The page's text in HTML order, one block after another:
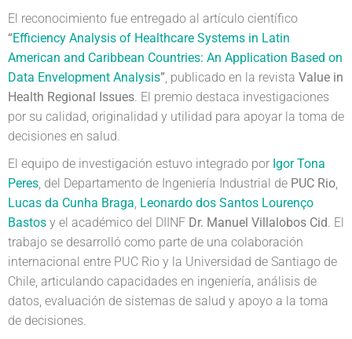
El reconocimiento fue entregado al artículo científico
“Efficiency Analysis of Healthcare Systems in Latin
American and Caribbean Countries: An Application Based on
Data Envelopment Analysis”, publicado en la revista Value in
Health Regional Issues. El premio destaca investigaciones
por su calidad, originalidad y utilidad para apoyar la toma de
decisiones en salud.
El equipo de investigación estuvo integrado por Igor Tona
Peres, del Departamento de Ingeniería Industrial de PUC Rio,
Lucas da Cunha Braga, Leonardo dos Santos Lourenço
Bastos y el académico del DIINF Dr. Manuel Villalobos Cid. El
trabajo se desarrolló como parte de una colaboración
internacional entre PUC Rio y la Universidad de Santiago de
Chile, articulando capacidades en ingeniería, análisis de
datos, evaluación de sistemas de salud y apoyo a la toma
de decisiones.